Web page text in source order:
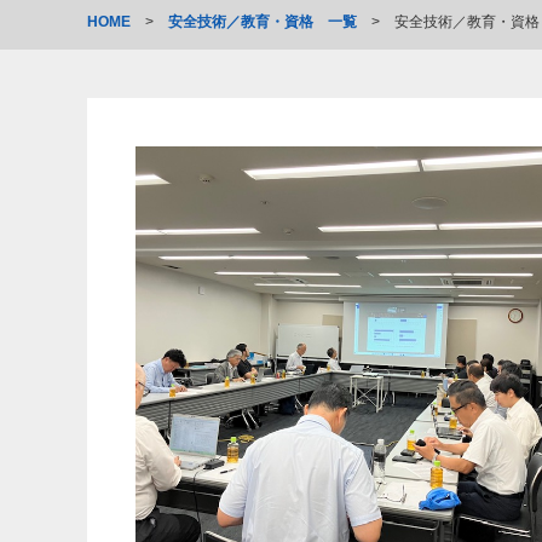
HOME > 安全技術／教育・資格 一覧 > 安全技術／教育・資